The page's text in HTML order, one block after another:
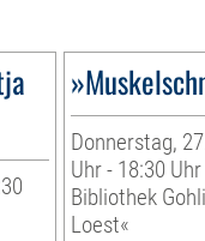
Donnerstag,
Uhr - 18:30 Uhr
Bibliothek
Loest«